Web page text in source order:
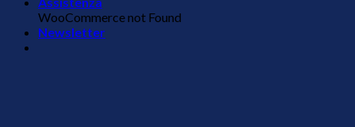
WooCommerce not Found
Newsletter